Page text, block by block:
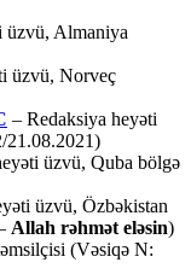
üzvü, Almaniya
üzvü, Norveç
– Redaksiya heyəti
21.08.2021)
üzvü, Quba bölgə
üzvü, Özbəkistan
Allah rəhmət eləsin)
(Vəsiqə N: